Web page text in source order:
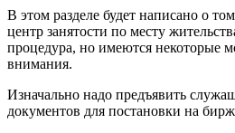
В этом разделе будет написано о
центр занятости по месту
процедура, но имеются некоторые
внимания.
Изначально надо предъявить
документов для постановки на